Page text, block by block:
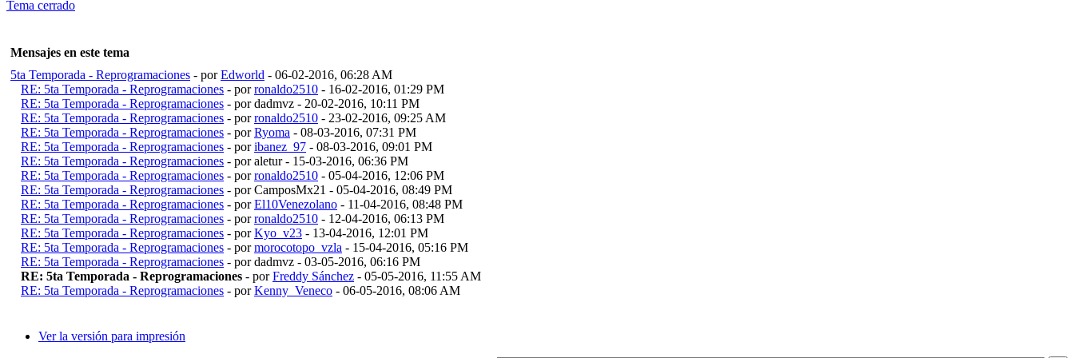
Tema cerrado
Mensajes en este tema
5ta Temporada - Reprogramaciones - porEdworld - 06-02-2016, 06:28 AM
RE: 5ta Temporada - Reprogramaciones - porronaldo2510 - 16-02-2016, 01:29 PM
RE: 5ta Temporada - Reprogramaciones - por dadmvz - 20-02-2016, 10:11 PM
RE: 5ta Temporada - Reprogramaciones - porronaldo2510 - 23-02-2016, 09:25 AM
RE: 5ta Temporada - Reprogramaciones - porRyoma - 08-03-2016, 07:31 PM
RE: 5ta Temporada - Reprogramaciones - poribanez_97 - 08-03-2016, 09:01 PM
RE: 5ta Temporada - Reprogramaciones - por aletur - 15-03-2016, 06:36 PM
RE: 5ta Temporada - Reprogramaciones - porronaldo2510 - 05-04-2016, 12:06 PM
RE: 5ta Temporada - Reprogramaciones - por CamposMx21 - 05-04-2016, 08:49 PM
RE: 5ta Temporada - Reprogramaciones - porEl10Venezolano - 11-04-2016, 08:48 PM
RE: 5ta Temporada - Reprogramaciones - porronaldo2510 - 12-04-2016, 06:13 PM
RE: 5ta Temporada - Reprogramaciones - porKyo_v23 - 13-04-2016, 12:01 PM
RE: 5ta Temporada - Reprogramaciones - pormorocotopo_vzla - 15-04-2016, 05:16 PM
RE: 5ta Temporada - Reprogramaciones - por dadmvz - 03-05-2016, 06:16 PM
RE: 5ta Temporada - Reprogramaciones - porFreddy Sánchez - 05-05-2016, 11:55 AM
RE: 5ta Temporada - Reprogramaciones - porKenny_Veneco - 06-05-2016, 08:06 AM
Ver la versión para impresión